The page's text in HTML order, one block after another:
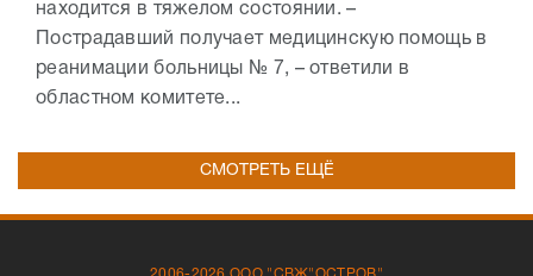
находится в тяжелом состоянии. –
Пострадавший получает медицинскую помощь в
реанимации больницы № 7, – ответили в
областном комитете...
СМОТРЕТЬ ЕЩЁ